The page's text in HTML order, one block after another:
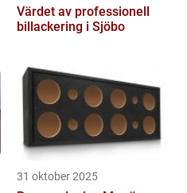
Värdet av professionell
billackering i Sjöbo
31 oktober 2025